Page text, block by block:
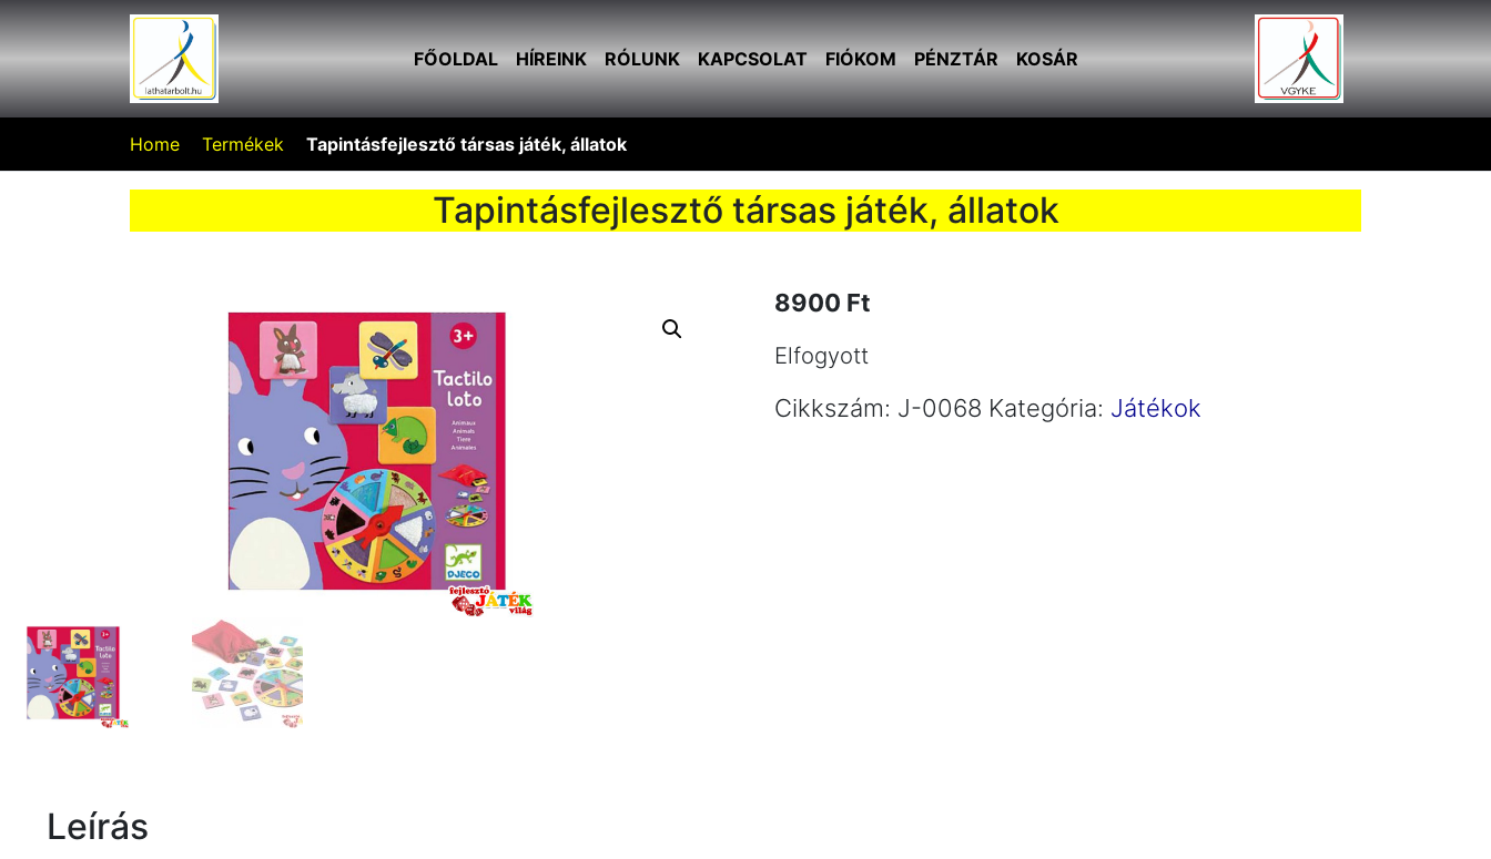
FŐOLDAL HÍREINK RÓLUNK KAPCSOLAT FIÓKOM PÉNZTÁR KOSÁR
Home Termékek Tapintásfejlesztő társas játék, állatok
Tapintásfejlesztő társas játék, állatok
8900 Ft
Elfogyott
Cikkszám: J-0068 Kategória: Játékok
Leírás